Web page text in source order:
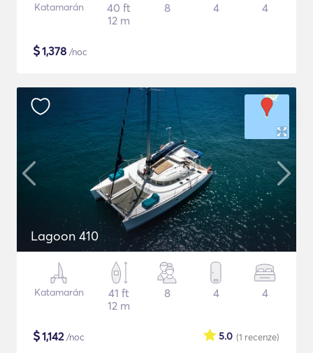
Katamarán
40 ft
12 m
8 4 4
$1,378 /noc
Lagoon 410
Katamarán
41 ft
12 m
8 4 4
$1,142/noc (1 recenze)
5.0